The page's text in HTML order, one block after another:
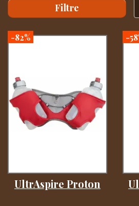
Filtre
-82%
UltrAspire Proton
-